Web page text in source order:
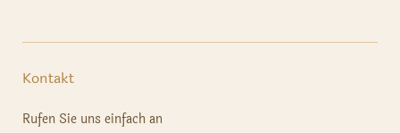
Kontakt
Rufen Sie uns einfach an